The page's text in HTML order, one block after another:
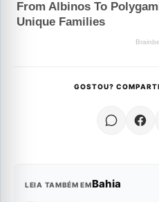
GOSTOU?
LEIA TAMBÉM EMBahia